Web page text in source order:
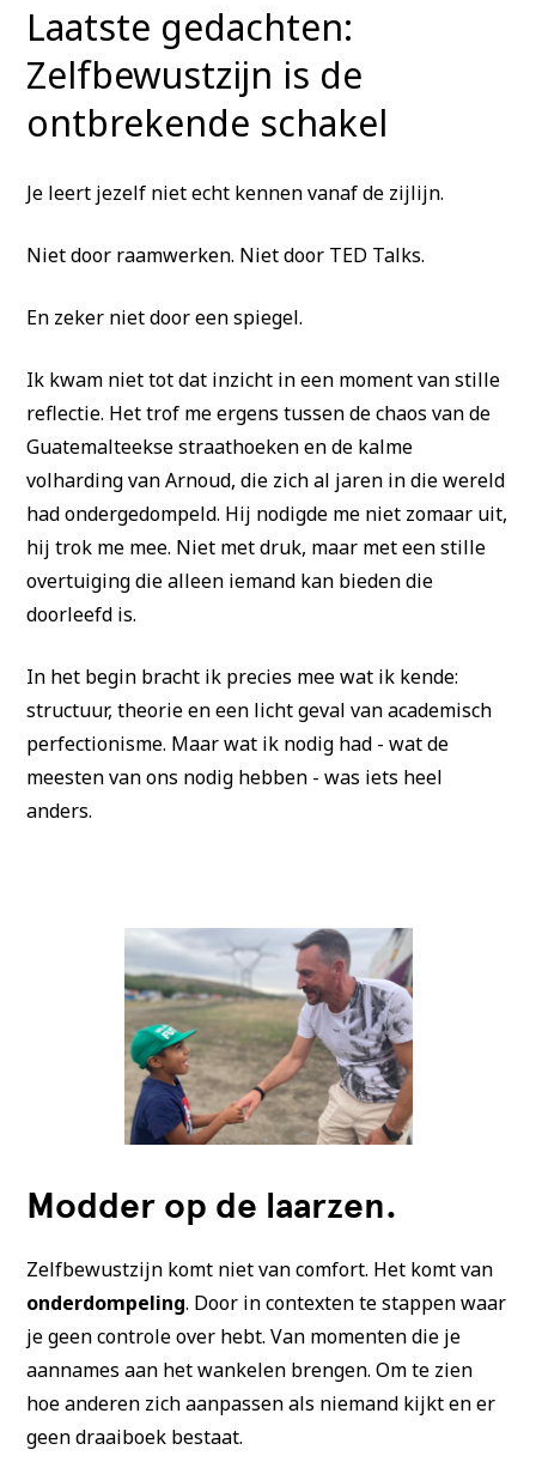
Laatste gedachten:
Zelfbewustzijn is de
ontbrekende schakel
Je leert jezelf niet echt kennen vanaf de zijlijn.
Niet door raamwerken. Niet door TED Talks.
En zeker niet door een spiegel.
Ik kwam niet tot dat inzicht in een moment van stille
reflectie. Het trof me ergens tussen de chaos van de
Guatemalteekse straathoeken en de kalme
volharding van Arnoud, die zich al jaren in die wereld
had ondergedompeld. Hij nodigde me niet zomaar uit,
hij trok me mee. Niet met druk, maar met een stille
overtuiging die alleen iemand kan bieden die
doorleefd is.
In het begin bracht ik precies mee wat ik kende:
structuur, theorie en een licht geval van academisch
perfectionisme. Maar wat ik nodig had - wat de
meesten van ons nodig hebben - was iets heel
anders.
Modder op de laarzen.
Zelfbewustzijn komt niet van comfort. Het komt van
onderdompeling. Door in contexten te stappen waar
je geen controle over hebt. Van momenten die je
aannames aan het wankelen brengen. Om te zien
hoe anderen zich aanpassen als niemand kijkt en er
geen draaiboek bestaat.